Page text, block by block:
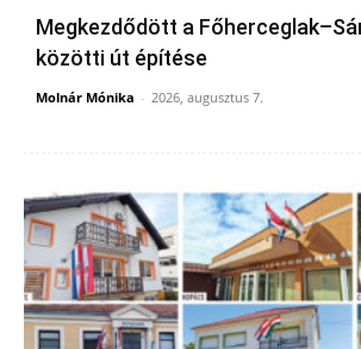
Megkezdődött a
közötti út építése
Molnár Mónika - 2026, augusztus 7.